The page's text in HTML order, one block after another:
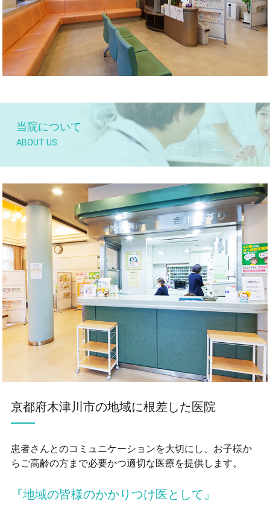
当院について
京都府木津川市の地域に根差した医院
患者さんとのコミュニケーションを大切にし、お子様か
らご高齢の方まで必要かつ適切な医療を提供します。
『地域の皆様のかかりつけ医として』